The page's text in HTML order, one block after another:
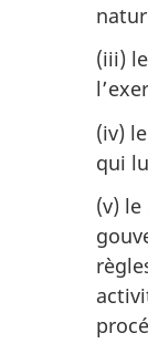
(iii)
(iv)
qui
(v)